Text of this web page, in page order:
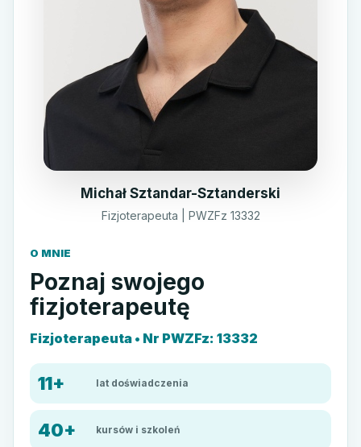
Michał Sztandar-Sztanderski
Fizjoterapeuta | PWZFz 13332
O MNIE
Poznaj swojego
fizjoterapeutę
Fizjoterapeuta • Nr PWZFz: 13332
11+ lat doświadczenia
40+ kursów i szkoleń